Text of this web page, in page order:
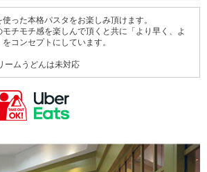
った本格パスタをお楽しみ頂けます。
チモチ感を楽しんで頂くと共に「より早く、よ
コンセプトにしています。
ームうどんは未対応